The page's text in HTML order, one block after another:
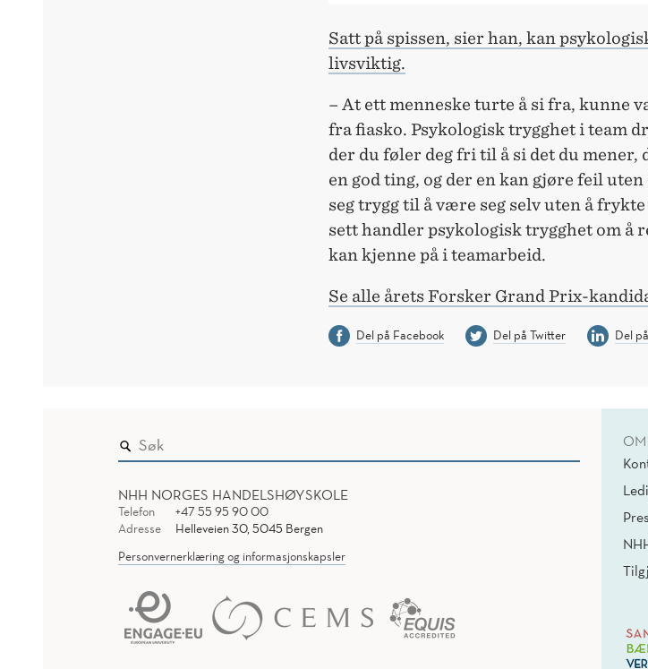
Satt på spissen, sier han, kan
livsviktig.
– At ett menneske turte å si fra, kunne
fra fiasko. Psykologisk trygghet i team
der du føler deg fri til å si det du mener,
en god ting, og der en kan gjøre feil
seg trygg til å være seg selv uten å
sett handler psykologisk trygghet om å
kan kjenne på i teamarbeid.
Se alle årets Forsker Grand Prix-
Del på Facebook Del på Twitter Del
NHH NORGES HANDELSHØYSKOLE
Telefon
+47 55 95 90 00
Adresse
Helleveien 30, 5045 Bergen
Personvernerklæring og informasjonskapsler